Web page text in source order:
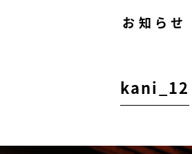
お知らせ
kani_12